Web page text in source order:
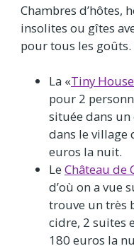
Chambres d’hôtes,
insolites ou gîtes
pour tous les goûts.
La «Tiny House
pour 2
située dans
dans le village
euros la nuit.
Le Château de
d’où on a vue
trouve un très
cidre, 2 suites
180 euros la